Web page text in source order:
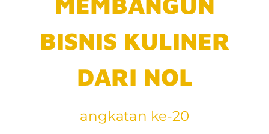
BISNIS KULINER
DARI NOL
angkatan ke-20